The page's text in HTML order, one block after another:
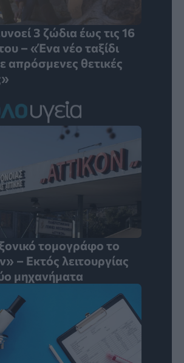
3 ζώδια έως τις 16
– «Ένα νέο ταξίδι
απρόσμενες θετικές
τομογράφο το
– Εκτός λειτουργίας
μηχανήματα